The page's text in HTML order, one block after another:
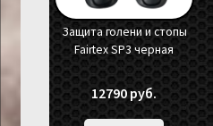
Защита голени и стопы
Fairtex SP3 черная
12790руб.